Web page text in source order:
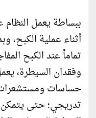
ببساطة يعمل
أثناء عملية الكبح،
تماماً عند الكبح
وفقدان السيطرة،
حساسات
تدريجي؛ حتى